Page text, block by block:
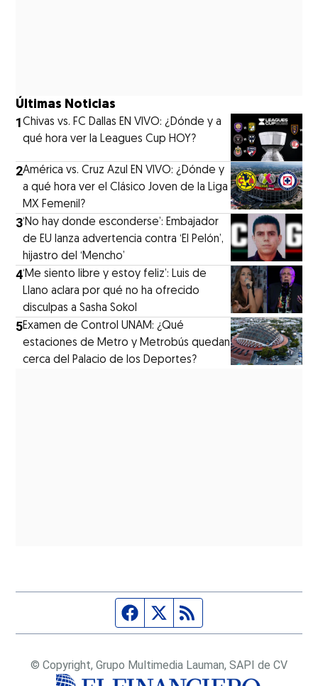
Últimas Noticias
1Chivas vs. FC Dallas EN VIVO: ¿Dónde y a
qué hora ver la Leagues Cup HOY?
2América vs. Cruz Azul EN VIVO: ¿Dónde y
a qué hora ver el Clásico Joven de la Liga
MX Femenil?
3‘No hay donde esconderse’: Embajador
de EU lanza advertencia contra ‘El Pelón’,
hijastro del ‘Mencho’
4‘Me siento libre y estoy feliz’: Luis de
Llano aclara por qué no ha ofrecido
disculpas a Sasha Sokol
5Examen de Control UNAM: ¿Qué
estaciones de Metro y Metrobús quedan
cerca del Palacio de los Deportes?
Página de Facebook
Fuente Twitter
© Copyright, Grupo Multimedia Lauman, SAPI de CV